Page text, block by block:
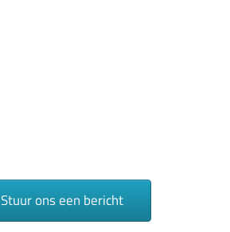
Stuur ons een bericht